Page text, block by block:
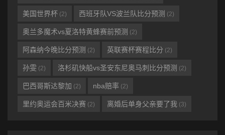
美国世界杯 (2) 西班牙队VS波兰队比分预测 (2)
奥兰多魔术vs夏洛特黄蜂赛前预测 (2)
阿森纳今晚比分预测 (2) 英联赛杯赛程比分 (2)
孙雯 (2) 洛杉矶快船vs圣安东尼奥马刺比分预测 (2)
巴西哥斯达黎加 (2) nba赔率 (2)
里约奥运会百米决赛 (2) 离婚后单身父亲要了我 (3)